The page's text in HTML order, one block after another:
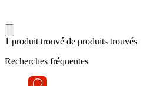
1 produit trouvé de produits trouvés
Recherches fréquentes